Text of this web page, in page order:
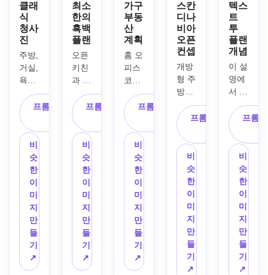
클래
식
청사
진
주방,
거실,
욕실
2개,
세탁
공간
및 라
벨이
지정
된 치
수가
있는
현대
적인
침실
3개
주택
의 상
프롬프트 복
비
슷
한
이
미
지
만
들
기
↗
최소
한의
흑백
플랜
오픈
키친
과 거
욕실
1개,
컴팩
트한
출입
구가
있는
침실
2개
아파
트의
깨끗
한 흑
백 평
프롬프트 복
비
슷
한
이
미
지
만
들
기
↗
가구
부동
산
계획
홈 오
피스
코너,
발코
니,
주방,
식사
공간,
욕실
이 있
는 아
늑한
침실
1개
아파
트의
세련
된 가
프롬프트 복
비
슷
한
이
미
지
만
들
기
↗
스칸
디나
비아
오픈
컨셉
개방
형 주
방과
거실
공간,
간단
한 침
실 레
이아
밝은
욕실,
가벼
운 가
구가
있는
작은
프롬프트 복
비
슷
한
이
미
지
만
들
기
↗
텍스
트
투
플랜
개념
이 설
명에
서 평
면도
를 만
드세
요:
침실
2개
아파
트,
오픈
키친,
욕실
1개,
소형
세탁
프롬
비
슷
한
이
미
지
만
들
기
↗